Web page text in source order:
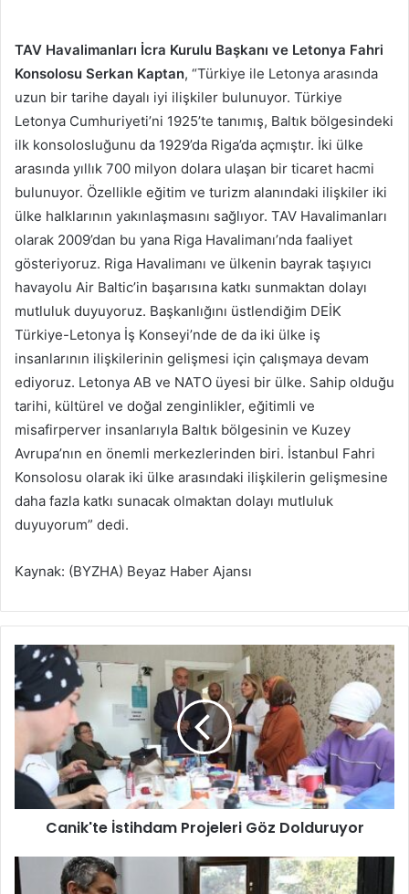
TAV Havalimanları İcra Kurulu Başkanı ve Letonya Fahri
Konsolosu Serkan Kaptan, “Türkiye ile Letonya arasında
uzun bir tarihe dayalı iyi ilişkiler bulunuyor. Türkiye
Letonya Cumhuriyeti’ni 1925’te tanımış, Baltık bölgesindeki
ilk konsolosluğunu da 1929’da Riga’da açmıştır. İki ülke
arasında yıllık 700 milyon dolara ulaşan bir ticaret hacmi
bulunuyor. Özellikle eğitim ve turizm alanındaki ilişkiler iki
ülke halklarının yakınlaşmasını sağlıyor. TAV Havalimanları
olarak 2009’dan bu yana Riga Havalimanı’nda faaliyet
gösteriyoruz. Riga Havalimanı ve ülkenin bayrak taşıyıcı
havayolu Air Baltic’in başarısına katkı sunmaktan dolayı
mutluluk duyuyoruz. Başkanlığını üstlendiğim DEİK
Türkiye-Letonya İş Konseyi’nde de da iki ülke iş
insanlarının ilişkilerinin gelişmesi için çalışmaya devam
ediyoruz. Letonya AB ve NATO üyesi bir ülke. Sahip olduğu
tarihi, kültürel ve doğal zenginlikler, eğitimli ve
misafirperver insanlarıyla Baltık bölgesinin ve Kuzey
Avrupa’nın en önemli merkezlerinden biri. İstanbul Fahri
Konsolosu olarak iki ülke arasındaki ilişkilerin gelişmesine
daha fazla katkı sunacak olmaktan dolayı mutluluk
duyuyorum” dedi.
Kaynak: (BYZHA) Beyaz Haber Ajansı
C
a
n
i
t
İ
h
Canik'te İstihdam Projeleri Göz Dolduruyor
L
ü